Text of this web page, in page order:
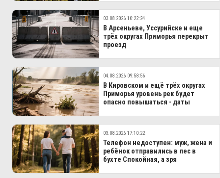
03.08.2026 10:22:24
В Арсеньеве, Уссурийске и еще
трёх округах Приморья перекрыт
проезд
04.08.2026 09:58:56
В Кировском и ещё трёх округах
Приморья уровень рек будет
опасно повышаться - даты
03.08.2026 17:10:22
Телефон недоступен: муж, жена и
ребёнок отправились в лес в
бухте Спокойная, а зря